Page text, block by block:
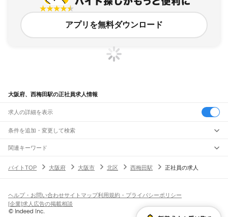
アプリを無料ダウンロード
大阪府、西梅田駅の正社員求人情報
求人の詳細を表示
条件を追加・変更して検索
市区町村を追加・変更
大阪府すべて
生野区旭区城東区阿倍野区 住吉区東住吉区西成区淀川区 鶴見区
平野区北区中央区
駅を追加・変更
島本駅 高槻駅摂津富田駅 JR総持寺駅茨木駅 千里丘駅 岸辺駅吹田駅
新大阪駅大阪駅
JR神戸線(大阪～神戸)
飲食・フードサービス
飲食・フードサービス
ホールスタッフ
皿洗い・洗い場精肉・鮮魚加工
特徴を追加・変更
人気
関連キーワード
バイトTOP
大阪府 大阪市 北区 西梅田駅 正社員の求人
ヘルプ・お問い合わせサイトマップ利用規約・プライバシーポリシー
[企業]求人広告の掲載相談